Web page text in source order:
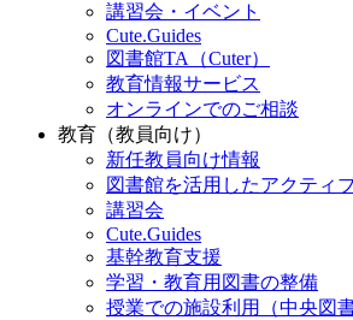
講習会・イベント
Cute.Guides
図書館TA（Cuter）
教育情報サービス
オンラインでのご相談
教育（教員向け）
新任教員向け情報
図書館を活用したアクティ
講習会
Cute.Guides
基幹教育支援
学習・教育用図書の整備
授業での施設利用（中央図書